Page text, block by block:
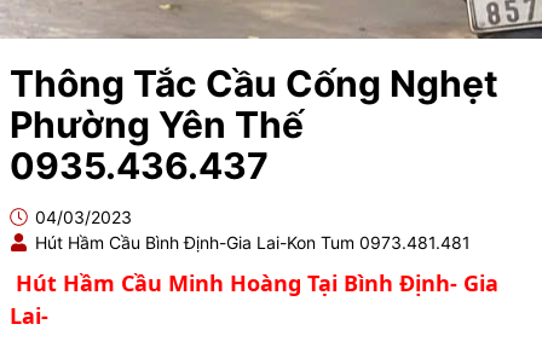
Thông Tắc Cầu Cống Nghẹt
Phường Yên Thế
0935.436.437
04/03/2023
Hút Hầm Cầu Bình Định-Gia Lai-Kon Tum 0973.481.481
Hút Hầm Cầu Minh Hoàng Tại Bình Định- Gia
Lai-